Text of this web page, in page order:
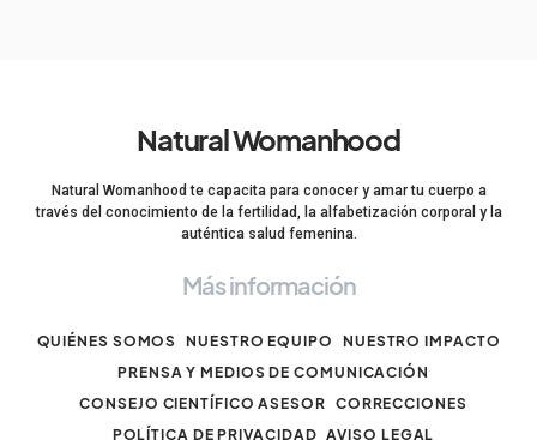
Natural Womanhood
Natural Womanhood te capacita para conocer y amar tu cuerpo a
través del conocimiento de la fertilidad, la alfabetización corporal y la
auténtica salud femenina.
Más información
QUIÉNES SOMOS NUESTRO EQUIPO
NUESTRO IMPACTO
PRENSA Y MEDIOS DE COMUNICACIÓN
CONSEJO CIENTÍFICO ASESOR CORRECCIONES
POLÍTICA DE PRIVACIDAD AVISO LEGAL